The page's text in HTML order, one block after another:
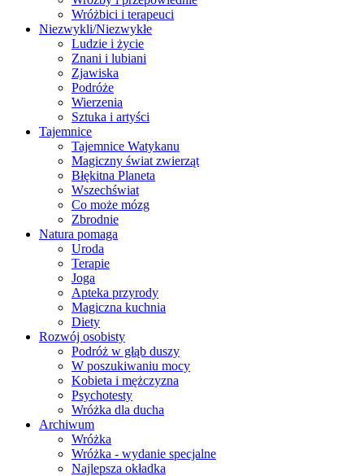
Wróżbici i terapeuci
Niezwykli/Niezwykłe
Ludzie i życie
Znani i lubiani
Zjawiska
Podróże
Wierzenia
Sztuka i artyści
Tajemnice
Tajemnice Watykanu
Magiczny świat zwierząt
Błękitna Planeta
Wszechświat
Co może mózg
Zbrodnie
Natura pomaga
Uroda
Terapie
Joga
Apteka przyrody
Magiczna kuchnia
Diety
Rozwój osobisty
Podróż w głąb duszy
W poszukiwaniu mocy
Kobieta i mężczyzna
Psychotesty
Wróżka dla ducha
Archiwum
Wróżka
Wróżka - wydanie specjalne
Najlepsza okładka